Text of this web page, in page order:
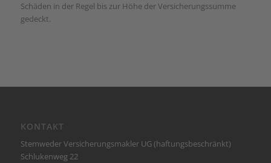
Schäden in der Regel bis zur Höhe der Versicherungssumme
gedeckt.
KONTAKT
Stemweder Versicherungsmakler UG (haftungsbeschränkt)
Schlukenweg 22